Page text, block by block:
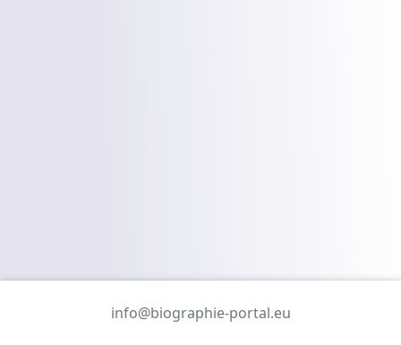
info@biographie-portal.eu